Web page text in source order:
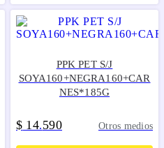
PPK PET S/J
SOYA160+NEGRA160+CAR
NES*185G
$ 14.590 Otros medios